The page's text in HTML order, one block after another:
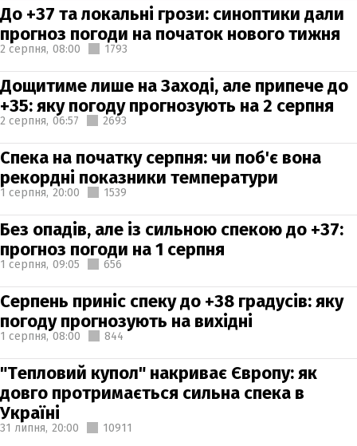
До +37 та локальні грози: синоптики дали
прогноз погоди на початок нового тижня
2 серпня, 08:00 1793
Дощитиме лише на Заході, але припече до
+35: яку погоду прогнозують на 2 серпня
2 серпня, 06:57 2693
Спека на початку серпня: чи поб'є вона
рекордні показники температури
1 серпня, 20:00 1539
Без опадів, але із сильною спекою до +37:
прогноз погоди на 1 серпня
1 серпня, 09:05 656
Серпень приніс спеку до +38 градусів: яку
погоду прогнозують на вихідні
1 серпня, 08:00 844
"Тепловий купол" накриває Європу: як
довго протримається сильна спека в
Україні
31 липня, 20:00 10911